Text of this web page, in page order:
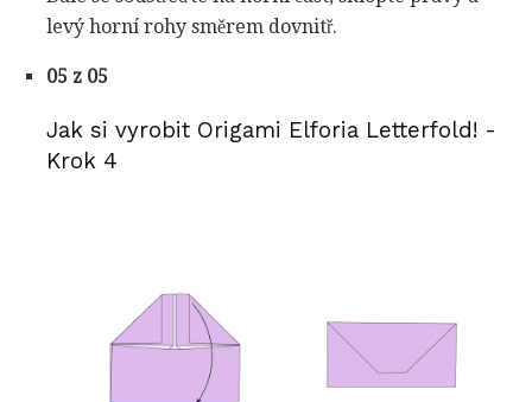
levý horní rohy směrem dovnitř.
05 z 05
Jak si vyrobit Origami Elforia Letterfold! -
Krok 4